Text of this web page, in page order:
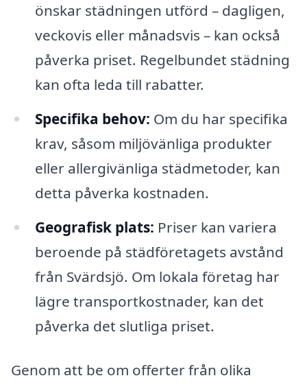
önskar städningen utförd – dagligen,
veckovis eller månadsvis – kan också
påverka priset. Regelbundet städning
kan ofta leda till rabatter.
Specifika behov: Om du har specifika
krav, såsom miljövänliga produkter
eller allergivänliga städmetoder, kan
detta påverka kostnaden.
Geografisk plats: Priser kan variera
beroende på städföretagets avstånd
från Svärdsjö. Om lokala företag har
lägre transportkostnader, kan det
påverka det slutliga priset.
Genom att be om offerter från olika